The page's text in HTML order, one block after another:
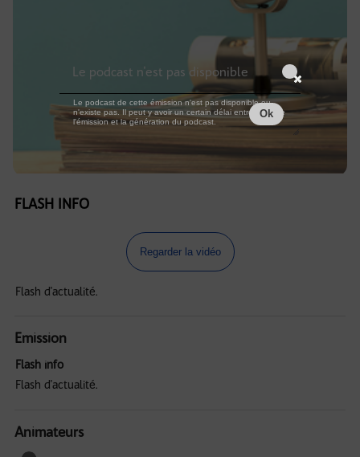
FLASH INFO
Regarder la vidéo
Flash d'actualité.
Emission
Flash info
Flash d'actualité.
Animateurs
Le podcast n'est pas disponible
Le podcast de cette émission n'est pas disponible ou
n'existe pas. Il peut y avoir un certain délai entre la fin de
l'émission et la génération du podcast.
Ok